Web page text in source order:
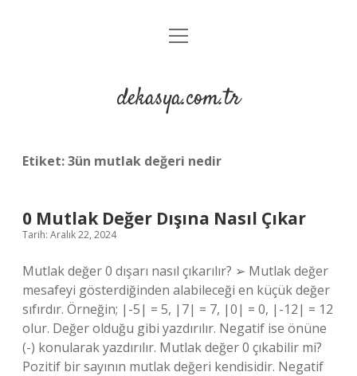
Anasayfa
Yasal Uyarı
menüyü
dekasya.com.tr
Etiket:3ün mutlak değeri nedir
0 Mutlak Değer Dışına Nasıl Çıkar
Tarih: Aralık 22, 2024
Mutlak değer 0 dışarı nasıl çıkarılır? ➢ Mutlak değer
mesafeyi gösterdiğinden alabileceği en küçük değer
sıfırdır. Örneğin; |-5| = 5, |7| = 7, |0| = 0, |-12| = 12
olur. Değer olduğu gibi yazdırılır. Negatif ise önüne
(-) konularak yazdırılır. Mutlak değer 0 çıkabilir mi?
Pozitif bir sayının mutlak değeri kendisidir. Negatif